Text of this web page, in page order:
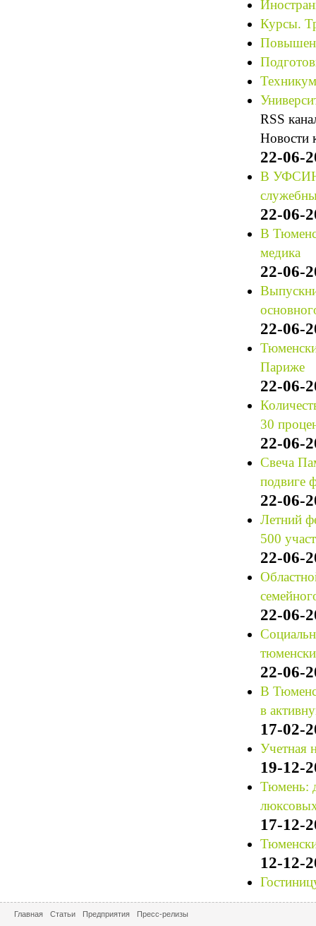
Курсы.
RSS
Новости
22-06-
В УФСИН
22-06-
В
медика
22-06-
22-06-
Париже
22-06-
30
22-06-
Свеча
подвиге
22-06-
Летний
500
22-06-
22-06-
22-06-
В
в
17-02-
Учетная
19-12-
Тюмень:
17-12-
12-12-
Главная Статьи Предприятия Пресс-релизы